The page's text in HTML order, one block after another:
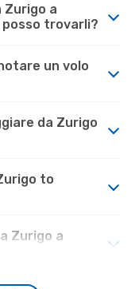
Zurigo a
posso trovarli?
un volo
da Zurigo
to
Zurigo a